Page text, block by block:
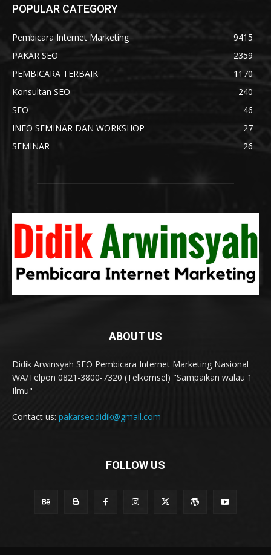
POPULAR CATEGORY
Pembicara Internet Marketing
9415
PAKAR SEO
2359
PEMBICARA TERBAIK
1170
Konsultan SEO
240
SEO
46
INFO SEMINAR DAN WORKSHOP
27
SEMINAR
26
ABOUT US
Didik Arwinsyah SEO Pembicara Internet Marketing Nasional
WA/Telpon 0821-3800-7320 (Telkomsel) "Sampaikan walau 1
Ilmu"
Contact us: pakarseodidik@gmail.com
FOLLOW US